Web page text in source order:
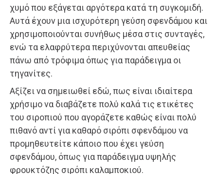
χυμό που εξάγεται αργότερα κατά τη συγκομιδή.
Αυτά έχουν μια ισχυρότερη γεύση σφενδάμου και
χρησιμοποιούνται συνήθως μέσα στις συνταγές,
ενώ τα ελαφρύτερα περιχύνονται απευθείας
πάνω από τρόφιμα όπως για παράδειγμα οι
τηγανίτες.
Αξίζει να σημειωθεί εδώ, πως είναι ιδιαίτερα
χρήσιμο να διαβάζετε πολύ καλά τις ετικέτες
του σιροπιού που αγοράζετε καθώς είναι πολύ
πιθανό αντί για καθαρό σιρόπι σφενδάμου να
προμηθευτείτε κάποιο που έχει γεύση
σφενδάμου, όπως για παράδειγμα υψηλής
φρουκτόζης σιρόπι καλαμποκιού.